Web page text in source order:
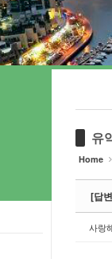
유
Home
[답
사랑